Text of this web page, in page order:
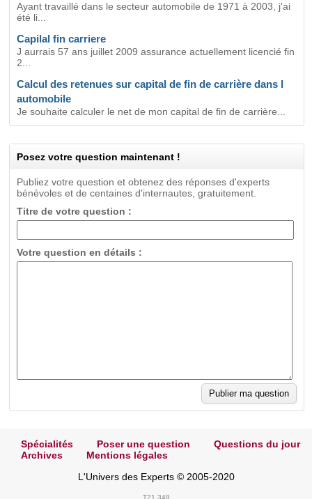
Ayant travaillé dans le secteur automobile de 1971 à 2003, j'ai
été li...
Capilal fin carriere
J aurrais 57 ans juillet 2009 assurance actuellement licencié fin
2...
Calcul des retenues sur capital de fin de carrière dans l
automobile
Je souhaite calculer le net de mon capital de fin de carrière...
Posez votre question maintenant !
Publiez votre question et obtenez des réponses d'experts
bénévoles et de centaines d'internautes, gratuitement.
Titre de votre question :
Votre question en détails :
Spécialités Poser une question
Questions du jour
Archives
Mentions légales
L'Univers des Experts © 2005-2020
T21.349